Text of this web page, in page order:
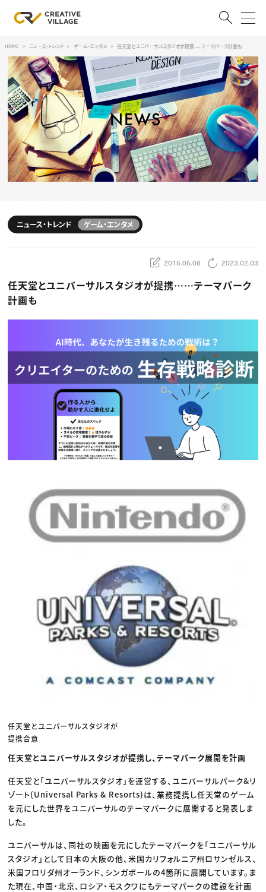
ログイン 会員登録
RECRUIT
クリエイター求人を探す
CREATIVE JOB求人検索
特集求人
採用説明会
スキルアップしたい！
デザイン
編集・ライティング
マーケティング
ディレクション
業界解説・キャリア事情
お役立ち基礎知識
TOP Creator’s コラム
Webクリエイター
アプリクリエイター
ゲームクリエイター
映像クリエイター
マーケッター
C＆R Magazine
セミナー
映像
広告
出版
CREATIVE VILLAGEからのお知らせ
プロフェッショナル×つながる×メディア
HOME ニュース・トレンド ゲーム・エンタメ 任天堂とユニバーサルスタジオが提携......テーマパーク計画も
ニュース・トレンド ゲーム・エンタメ
2015.05.08 2023.02.03
任天堂とユニバーサルスタジオが提携……テーマパーク
計画も
任天堂とユニバーサルスタジオが
提携合意
任天堂とユニバーサルスタジオが提携し、テーマパーク展開を計画
任天堂と「ユニバーサルスタジオ」を運営する、ユニバーサルパーク&リ
ゾート(Universal Parks & Resorts)は、業務提携し任天堂のゲーム
を元にした世界をユニバーサルのテーマパークに展開すると発表しま
した。
ユニバーサルは、同社の映画を元にしたテーマパークを「ユニバーサル
スタジオ」として日本の大阪の他、米国カリフォルニア州ロサンゼルス、
米国フロリダ州オーランド、シンガポールの4箇所に展開しています。ま
た現在、中国・北京、ロシア・モスクワにもテーマパークの建設を計画